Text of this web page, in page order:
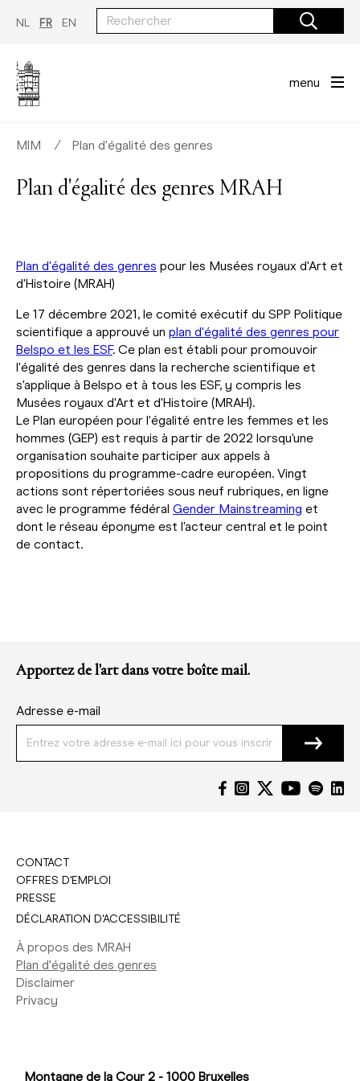
NL FR EN
menu
MIM ∕ Plan d'égalité des genres
Plan d'égalité des genres MRAH
Plan d'égalité des genres pour les Musées royaux d'Art et
d'Histoire (MRAH)
Le 17 décembre 2021, le comité exécutif du SPP Politique
scientifique a approuvé un plan d'égalité des genres pour
Belspo et les ESF. Ce plan est établi pour promouvoir
l'égalité des genres dans la recherche scientifique et
s'applique à Belspo et à tous les ESF, y compris les
Musées royaux d'Art et d'Histoire (MRAH).
Le Plan européen pour l'égalité entre les femmes et les
hommes (GEP) est requis à partir de 2022 lorsqu'une
organisation souhaite participer aux appels à
propositions du programme-cadre européen. Vingt
actions sont répertoriées sous neuf rubriques, en ligne
avec le programme fédéral Gender Mainstreaming et
dont le réseau éponyme est l'acteur central et le point
de contact.
Apportez de l'art dans votre boîte mail.
Adresse e-mail
CONTACT
OFFRES D'EMPLOI
PRESSE
DÉCLARATION D'ACCESSIBILITÉ
À propos des MRAH
Plan d'égalité des genres
Disclaimer
Privacy
Montagne de la Cour 2 - 1000 Bruxelles